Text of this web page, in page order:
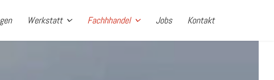
Werkstatt Fachhhandel Jobs Kontakt